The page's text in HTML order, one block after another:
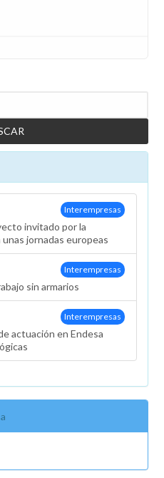
Interempresas
invitado por la
jornadas europeas
Interempresas
sin armarios
Interempresas
actuación en Endesa